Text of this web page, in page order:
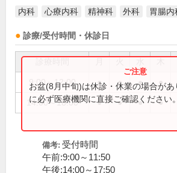
内科 心療内科 精神科 外科 胃腸内
診療/受付時間・休診日
9:00～12:00 ● ● ● ●
14:00～18:00 ● ● ● ●
お盆(8月中旬)は休診・休業の場合が
に必ず医療機関に直接ご確認ください。
備考: 受付時間
午前:9:00～11:50
午後:14:00～17:50